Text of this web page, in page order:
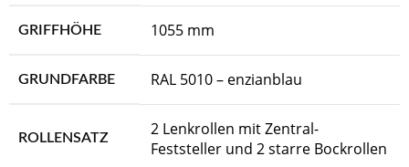
GRIFFHÖHE 1055 mm
GRUNDFARBE RAL 5010 – enzianblau
ROLLENSATZ
2 Lenkrollen mit Zentral-
Feststeller und 2 starre Bockrollen